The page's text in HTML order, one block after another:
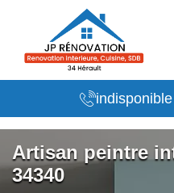
indisponible
Artisan peintre
34340